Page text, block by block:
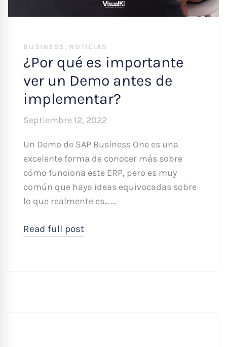
BUSINESS , NOTICIAS
¿Por qué es importante
ver un Demo antes de
implementar?
Septiembre 12, 2022
Un Demo de SAP Business One es una
excelente forma de conocer más sobre
cómo funciona este ERP, pero es muy
común que haya ideas equivocadas sobre
lo que realmente es... …
Read full post